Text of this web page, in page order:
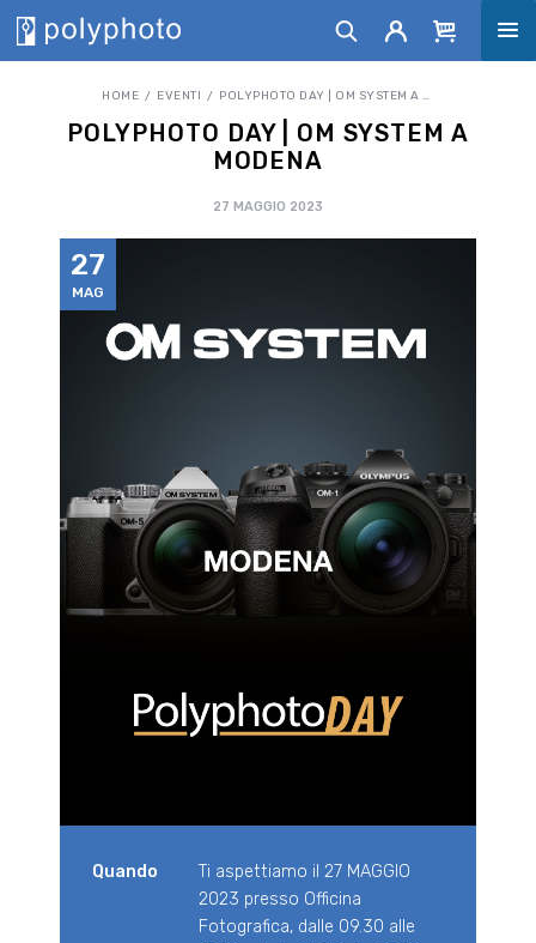
HOME EVENTI POLYPHOTO DAY | OM SYSTEM A MODENA
POLYPHOTO DAY | OM SYSTEM A
MODENA
27 MAGGIO 2023
27
MAG
Quando
Ti aspettiamo il 27 MAGGIO
2023 presso Officina
Fotografica, dalle 09.30 alle